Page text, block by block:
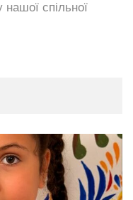
спільної